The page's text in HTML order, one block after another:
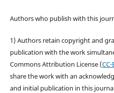
Authors who publish with this
1) Authors retain copyright and
publication with the work
Commons Attribution License (CC-
share the work with an
and initial publication in this